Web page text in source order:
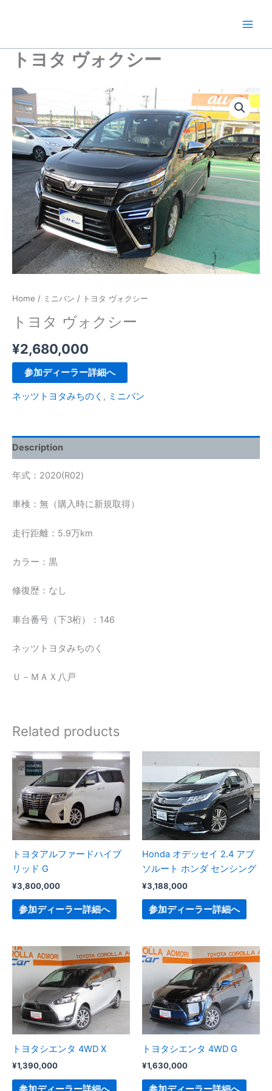
ス
トヨタ ヴォクシー
Home / ミニバン / トヨタ ヴォクシー
トヨタ ヴォクシー
¥2,680,000
参加ディーラー詳細へ
ネッツトヨタみちのく , ミニバン
Description
年式：2020(R02)
車検：無（購入時に新規取得）
走行距離：5.9万km
カラー：黒
修復歴：なし
車台番号（下3桁）：146
ネッツトヨタみちのく
Ｕ－ＭＡＸ八戸
Related products
トヨタアルファードハイブ
リッド G
¥3,800,000
参加ディーラー詳細へ
Honda オデッセイ 2.4 アブ
ソルート ホンダ センシング
¥3,188,000
参加ディーラー詳細へ
トヨタシエンタ 4WD X
¥1,390,000
トヨタシエンタ 4WD G
¥1,630,000